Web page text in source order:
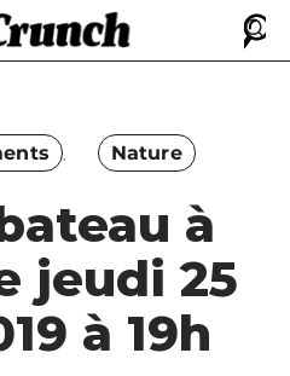
Nature
à
jeudi 25
à 19h